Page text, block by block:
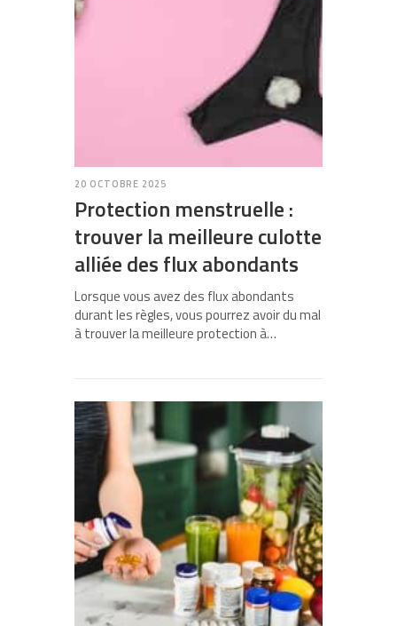
20 OCTOBRE 2025
Protection menstruelle :
trouver la meilleure culotte
alliée des flux abondants
Lorsque vous avez des flux abondants
durant les règles, vous pourrez avoir du mal
à trouver la meilleure protection à…